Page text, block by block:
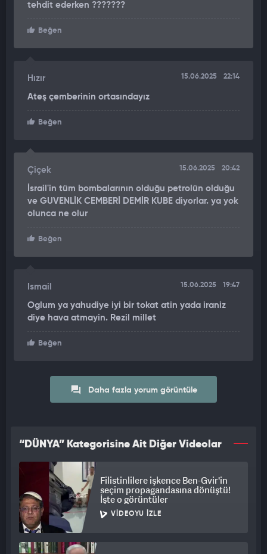
tehdit ederken ???????
Beğen
Hızır 15.06.2025 22:14
Ateş çemberinin ortasındayız
Beğen
Çiçek 15.06.2025 20:42
İsrail'in tüm bombalarının olduğu petrolün olduğu
ve GUVENLİK CEMBERİ DEMİR KUBE diyorlar. ya yok
olunca ne olur
Beğen
Ismail 15.06.2025 19:47
Oglum ya yahudiye iyi bir tokat atin yada iraniz
diye hava atmayin. Rezil millet
Beğen
Daha fazla yorum görüntüle
“DÜNYA” Kategorisine Ait Diğer Videolar
Filistinlilere işkence Ben-Gvir'in
seçim propagandasına dönüştü!
İşte o görüntüler
VIDEOYU İZLE